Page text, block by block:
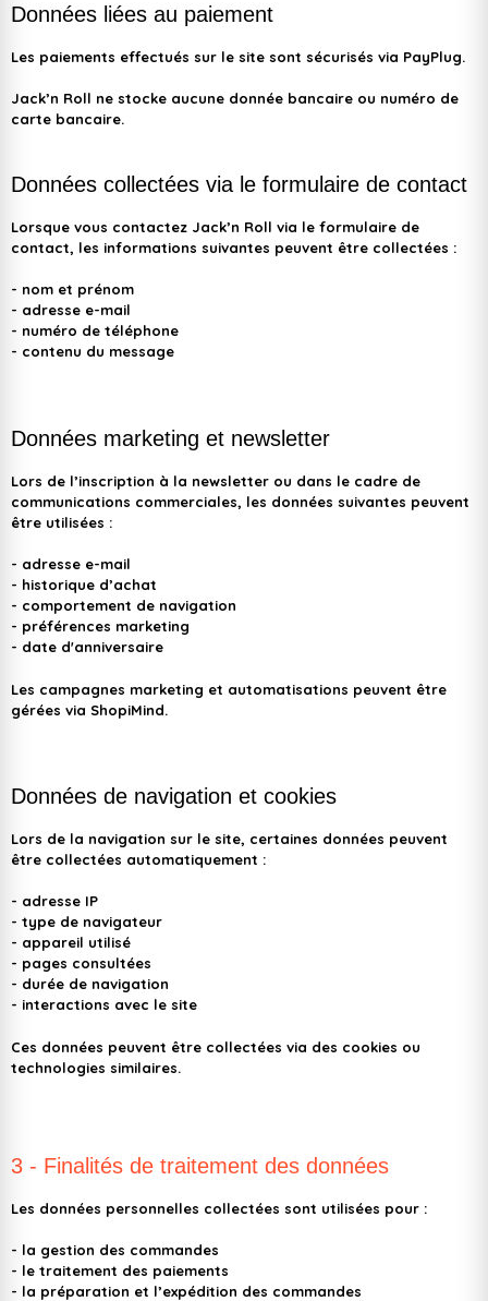
Données liées au paiement
Les paiements effectués sur le site sont sécurisés via PayPlug.
Jack’n Roll ne stocke aucune donnée bancaire ou numéro de
carte bancaire.
Données collectées via le formulaire de contact
Lorsque vous contactez Jack’n Roll via le formulaire de
contact, les informations suivantes peuvent être collectées :
- nom et prénom
- adresse e-mail
- numéro de téléphone
- contenu du message
Données marketing et newsletter
Lors de l’inscription à la newsletter ou dans le cadre de
communications commerciales, les données suivantes peuvent
être utilisées :
- adresse e-mail
- historique d’achat
- comportement de navigation
- préférences marketing
- date d'anniversaire
Les campagnes marketing et automatisations peuvent être
gérées via ShopiMind.
Données de navigation et cookies
Lors de la navigation sur le site, certaines données peuvent
être collectées automatiquement :
- adresse IP
- type de navigateur
- appareil utilisé
- pages consultées
- durée de navigation
- interactions avec le site
Ces données peuvent être collectées via des cookies ou
technologies similaires.
3 - Finalités de traitement des données
Les données personnelles collectées sont utilisées pour :
- la gestion des commandes
- le traitement des paiements
- la préparation et l’expédition des commandes